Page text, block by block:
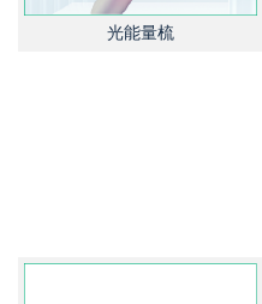
光能量梳